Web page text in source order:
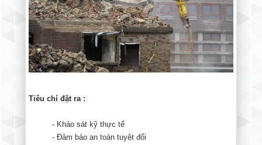
Tiêu chí đặt ra :
- Khảo sát kỹ thực tế
- Đảm bảo an toàn tuyệt đối